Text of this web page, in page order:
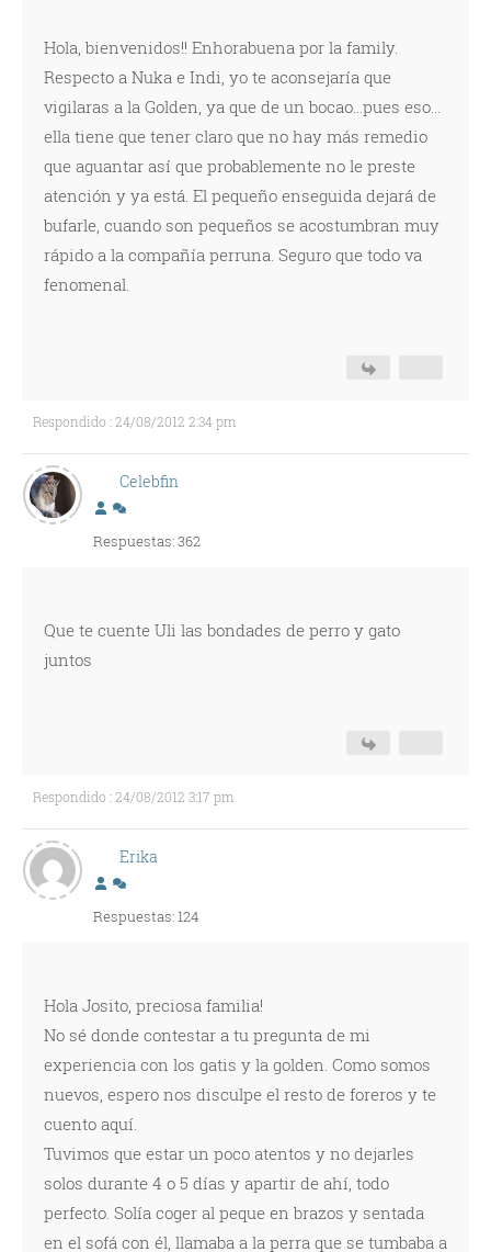
Hola, bienvenidos!! Enhorabuena por la family.
Respecto a Nuka e Indi, yo te aconsejaría que
vigilaras a la Golden, ya que de un bocao...pues eso...
ella tiene que tener claro que no hay más remedio
que aguantar así que probablemente no le preste
atención y ya está. El pequeño enseguida dejará de
bufarle, cuando son pequeños se acostumbran muy
rápido a la compañía perruna. Seguro que todo va
fenomenal.
Respondido : 24/08/2012 2:34 pm
Celebfin
Respuestas: 362
Que te cuente Uli las bondades de perro y gato
juntos
Respondido : 24/08/2012 3:17 pm
Erika
Respuestas: 124
Hola Josito, preciosa familia!
No sé donde contestar a tu pregunta de mi
experiencia con los gatis y la golden. Como somos
nuevos, espero nos disculpe el resto de foreros y te
cuento aquí.
Tuvimos que estar un poco atentos y no dejarles
solos durante 4 o 5 días y apartir de ahí, todo
perfecto. Solía coger al peque en brazos y sentada
en el sofá con él, llamaba a la perra que se tumbaba a